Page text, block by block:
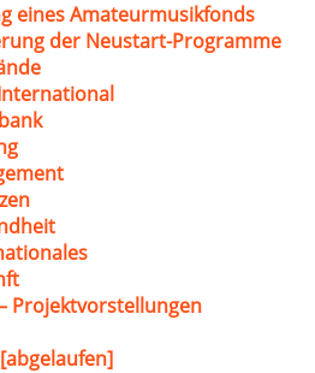
eines Amateurmusikfonds
der Neustart-Programme
Projektvorstellungen